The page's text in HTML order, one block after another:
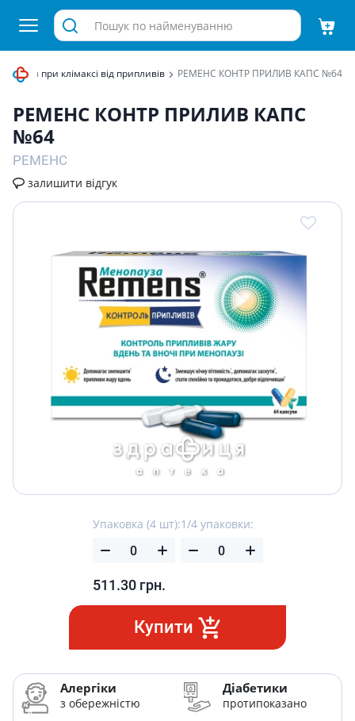
при клімаксі від припливів РЕМЕНС КОНТР ПРИЛИВ КАПС №64
РЕМЕНС КОНТР ПРИЛИВ КАПС
№64
РЕМЕНС
залишити відгук
Упаковка (4 шт):
511.30 грн.
1/4 упаковки:
Купити
Алергіки
з обережністю
Діабетики
протипоказано